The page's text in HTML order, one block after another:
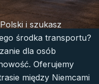
i szukasz
środka transportu?
dla osób
Oferujemy
między Niemcami